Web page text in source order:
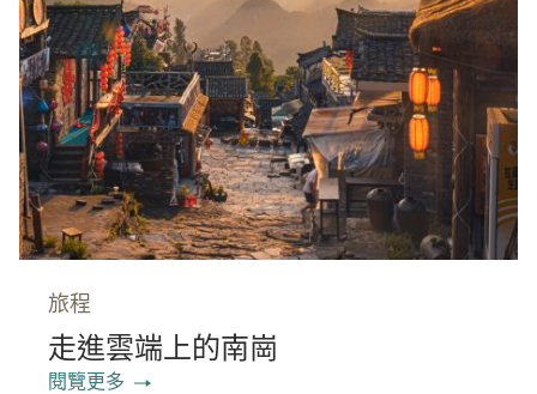
旅程
走進雲端上的南崗
閱覽更多